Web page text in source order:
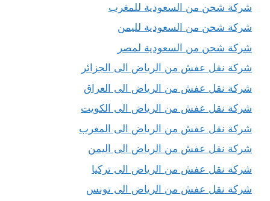
شركة شحن من السعودية للمغرب
شركة شحن من السعودية لليمن
شركة شحن من السعودية لمصر
شركة نقل عفش من الرياض الى الجزائر
شركة نقل عفش من الرياض الى العراق
شركة نقل عفش من الرياض الى الكويت
شركة نقل عفش من الرياض الى المغرب
شركة نقل عفش من الرياض الى اليمن
شركة نقل عفش من الرياض الى تركيا
شركة نقل عفش من الرياض الى تونس